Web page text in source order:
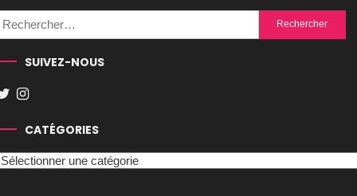
Rechercher :
SUIVEZ-NOUS
CATÉGORIES